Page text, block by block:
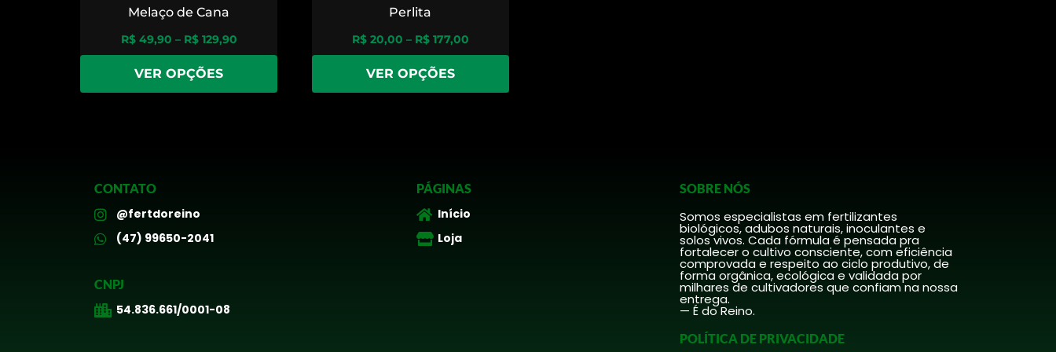
Melaço de Cana
R$49,90 – R$129,90
VER OPÇÕES
Perlita
R$20,00 – R$177,00
VER OPÇÕES
CONTATO
@fertdoreino
(47) 99650-2041
CNPJ
54.836.661/0001-08
PÁGINAS
Início
Loja
SOBRE NÓS
Somos especialistas em fertilizantes
biológicos, adubos naturais, inoculantes e
solos vivos. Cada fórmula é pensada pra
fortalecer o cultivo consciente, com eficiência
comprovada e respeito ao ciclo produtivo, de
forma orgânica, ecológica e validada por
milhares de cultivadores que confiam na nossa
entrega.
— É do Reino.
POLÍTICA DE PRIVACIDADE